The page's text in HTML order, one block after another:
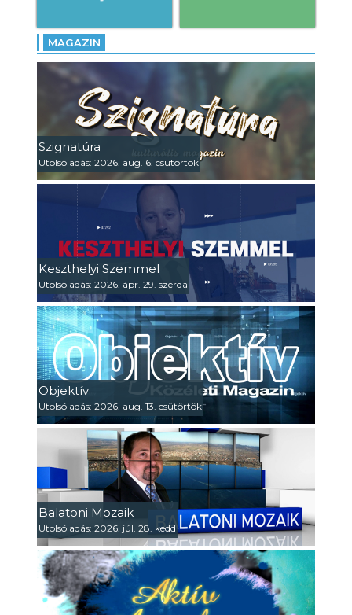
MAGAZIN
Szignatúra
Utolsó adás: 2026. aug. 6. csütörtök
Keszthelyi Szemmel
Utolsó adás: 2026. ápr. 29. szerda
Objektív
Utolsó adás: 2026. aug. 13. csütörtök
Balatoni Mozaik
Utolsó adás: 2026. júl. 28. kedd